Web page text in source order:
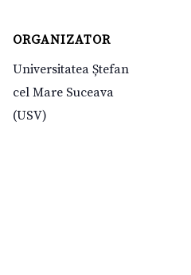
ORGANIZATOR
Universitatea Ștefan
cel Mare Suceava
(USV)